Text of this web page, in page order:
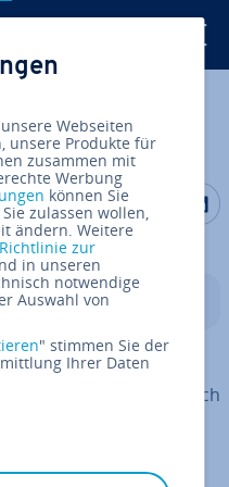
Excel
Auf Auf
der ältesten und be­
Prinzip ist sehr simpel:
das eine, sonst mach
die WENN-DANN-
wofür man sie
Webseiten
unsere Produkte für
zusammen mit
Werbung
können Sie
zulassen wollen,
ändern. Weitere
Richtlinie zur
in unseren
notwendige
Auswahl von
" stimmen Sie der
Ihrer Daten